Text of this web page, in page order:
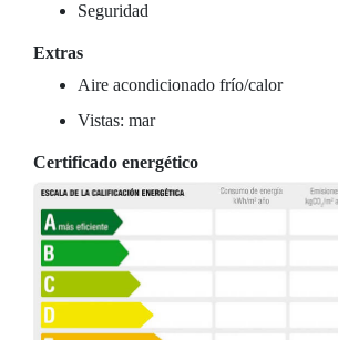
Seguridad
Extras
Aire acondicionado frío/calor
Vistas: mar
Certificado energético